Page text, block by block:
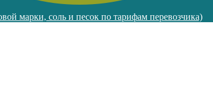
марки, соль и песок по тарифам перевозчика)